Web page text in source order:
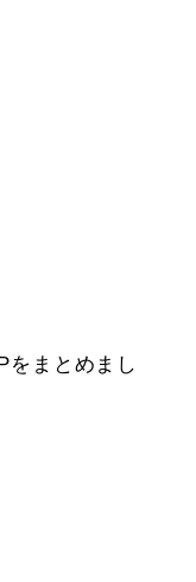
をまとめまし